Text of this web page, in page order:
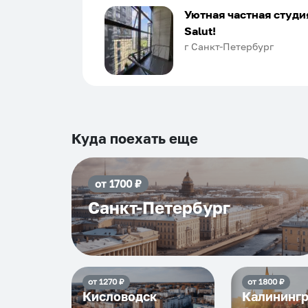
Хозяин апартаментов доброй души
человек, всегда можно
подскажет что как и почему.
Рекомендуем на 100% и вам, и
и сами будем приезжать еще...
Уютная частная
Salut!
г Санкт-Петербург
Куда поехать еще
от 1700₽
Санкт-Петербург
от 1270₽
Кисловодск
от 1800₽